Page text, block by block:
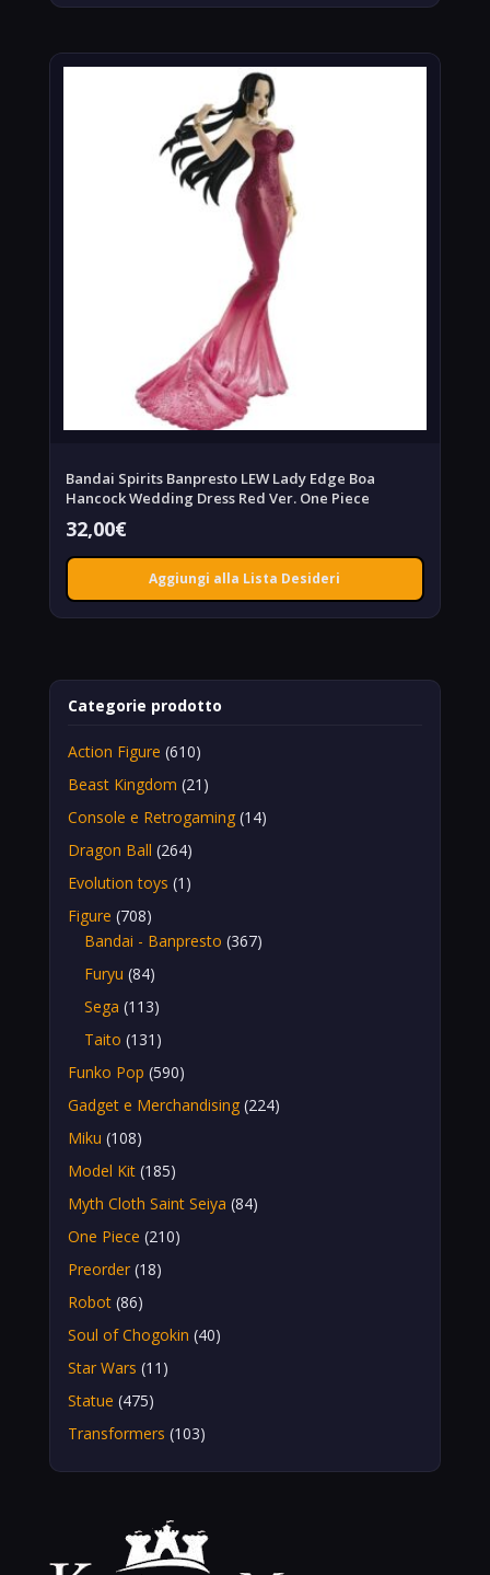
Bandai Spirits Banpresto LEW Lady Edge Boa
Hancock Wedding Dress Red Ver. One Piece
32,00€
Aggiungi alla Lista Desideri
Categorie prodotto
Action Figure (610)
Beast Kingdom (21)
Console e Retrogaming (14)
Dragon Ball (264)
Evolution toys (1)
Figure (708)
Bandai - Banpresto (367)
Furyu (84)
Sega (113)
Taito (131)
Funko Pop (590)
Gadget e Merchandising (224)
Miku (108)
Model Kit (185)
Myth Cloth Saint Seiya (84)
One Piece (210)
Preorder (18)
Robot (86)
Soul of Chogokin (40)
Star Wars (11)
Statue (475)
Transformers (103)